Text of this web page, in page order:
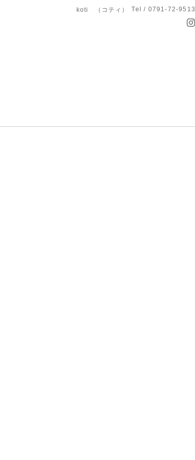
koti （コティ） Tel / 0791-72-9513